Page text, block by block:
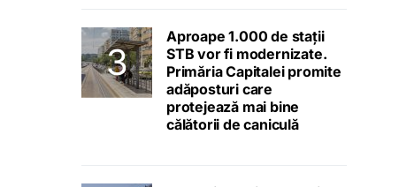
Aproape 1.000 de stații
STB vor fi modernizate.
Primăria Capitalei promite
adăposturi care
protejează mai bine
călătorii de caniculă